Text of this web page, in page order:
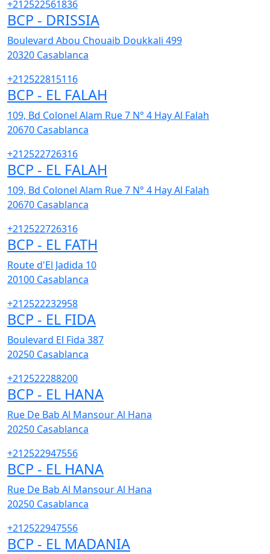
+212522561836
BCP - DRISSIA
Boulevard Abou Chouaib Doukkali 499
20320 Casablanca
+212522815116
BCP - EL FALAH
109, Bd Colonel Alam Rue 7 N° 4 Hay Al Falah
20670 Casablanca
+212522726316
BCP - EL FALAH
109, Bd Colonel Alam Rue 7 N° 4 Hay Al Falah
20670 Casablanca
+212522726316
BCP - EL FATH
Route d'El Jadida 10
20100 Casablanca
+212522232958
BCP - EL FIDA
Boulevard El Fida 387
20250 Casablanca
+212522288200
BCP - EL HANA
Rue De Bab Al Mansour Al Hana
20250 Casablanca
+212522947556
BCP - EL HANA
Rue De Bab Al Mansour Al Hana
20250 Casablanca
+212522947556
BCP - EL MADANIA